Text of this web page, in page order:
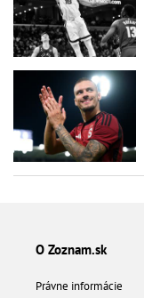
O Zoznam.sk
Právne informácie